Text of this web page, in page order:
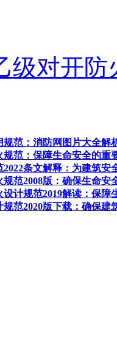
级对开防
规范：消防网图片大全解
规范：保障生命安全的重
条文解释：为建筑安
范2008版：确保生命安
计规范2019解读：保障
范2020版下载：确保建